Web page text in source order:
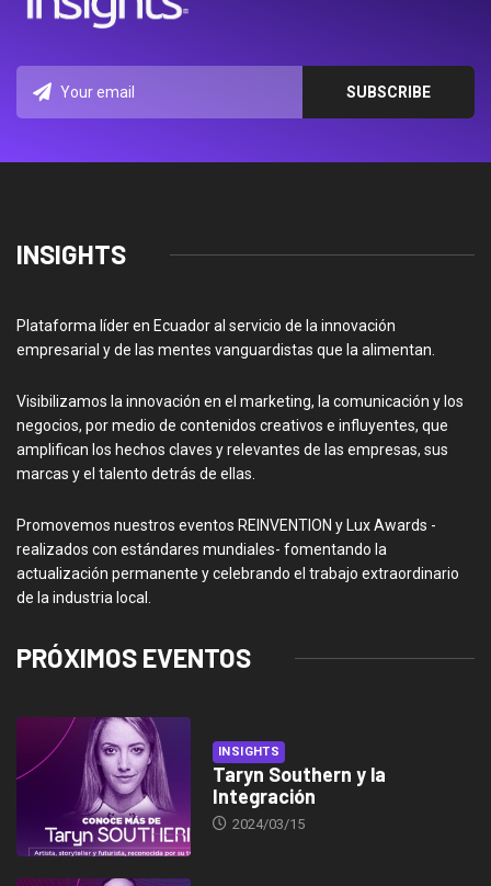
INSIGHTS
Plataforma líder en Ecuador al servicio de la innovación
empresarial y de las mentes vanguardistas que la alimentan.
Visibilizamos la innovación en el marketing, la comunicación y los
negocios, por medio de contenidos creativos e influyentes, que
amplifican los hechos claves y relevantes de las empresas, sus
marcas y el talento detrás de ellas.
Promovemos nuestros eventos REINVENTION y Lux Awards -
realizados con estándares mundiales- fomentando la
actualización permanente y celebrando el trabajo extraordinario
de la industria local.
PRÓXIMOS EVENTOS
INSIGHTS
Taryn Southern y la
Integración
2024/03/15